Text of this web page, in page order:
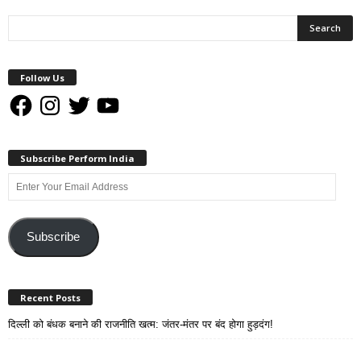
Follow Us
FacebookInstagram
Twitter YouTube
Subscribe Perform India
Enter
Your
Email
AddressSubscribe
Recent Posts
दिल्ली को बंधक बनाने की राजनीति खत्म: जंतर-मंतर पर बंद होगा हुड़दंग!